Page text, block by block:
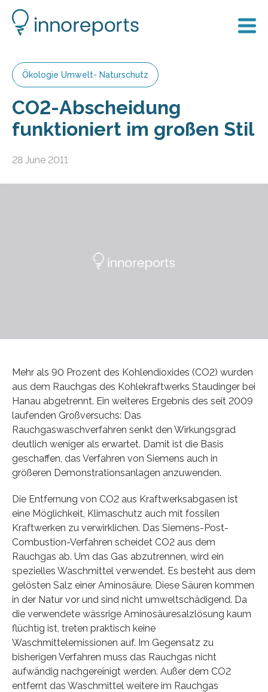
Ökologie Umwelt- Naturschutz
CO2-Abscheidung
funktioniert im großen Stil
28 June 2011
Mehr als 90 Prozent des Kohlendioxides (CO2) wurden
aus dem Rauchgas des Kohlekraftwerks Staudinger bei
Hanau abgetrennt. Ein weiteres Ergebnis des seit 2009
laufenden Großversuchs: Das
Rauchgaswaschverfahren senkt den Wirkungsgrad
deutlich weniger als erwartet. Damit ist die Basis
geschaffen, das Verfahren von Siemens auch in
größeren Demonstrationsanlagen anzuwenden.
Die Entfernung von CO2 aus Kraftwerksabgasen ist
eine Möglichkeit, Klimaschutz auch mit fossilen
Kraftwerken zu verwirklichen. Das Siemens-Post-
Combustion-Verfahren scheidet CO2 aus dem
Rauchgas ab. Um das Gas abzutrennen, wird ein
spezielles Waschmittel verwendet. Es besteht aus dem
gelösten Salz einer Aminosäure. Diese Säuren kommen
in der Natur vor und sind nicht umweltschädigend. Da
die verwendete wässrige Aminosäuresalzlösung kaum
flüchtig ist, treten praktisch keine
Waschmittelemissionen auf. Im Gegensatz zu
bisherigen Verfahren muss das Rauchgas nicht
aufwändig nachgereinigt werden. Außer dem CO2
entfernt das Waschmittel weitere im Rauchgas